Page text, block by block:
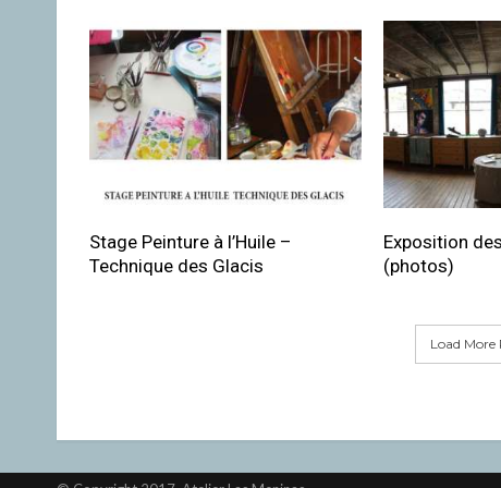
Stage Peinture à l’Huile –
Technique des Glacis
Exposition
(photos)
Load More